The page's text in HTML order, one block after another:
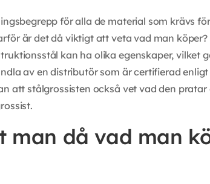
för alla de material som krävs
är det då viktigt att veta vad man köper?
kan ha olika egenskaper, vilket
av en distributör som är certifierad enligt
att stålgrossisten också vet vad den
man då vad man